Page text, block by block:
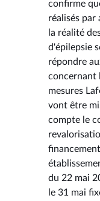
confirme
réalisés par
la réalité
d'épilepsie
répondre
concernant
mesures
vont être
compte le
du 22 mai
le 31 mai